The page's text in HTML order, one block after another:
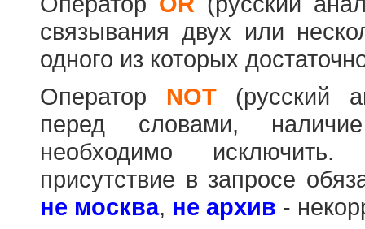
связывания двух или
одного из которых
Оператор NOT(русский
перед словами,
необходимо
присутствие в запросе
не москва, не архив -